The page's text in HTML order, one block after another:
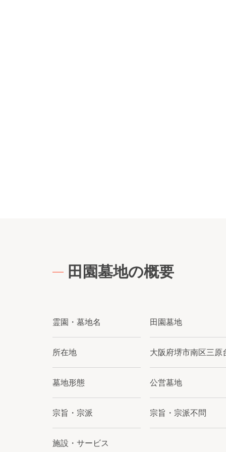
田園墓地の概要
霊園・墓地名 田園墓地
所在地 大阪府堺市南区三原
墓地形態 公営墓地
宗旨・宗派 宗旨・宗派不問
施設・サービス